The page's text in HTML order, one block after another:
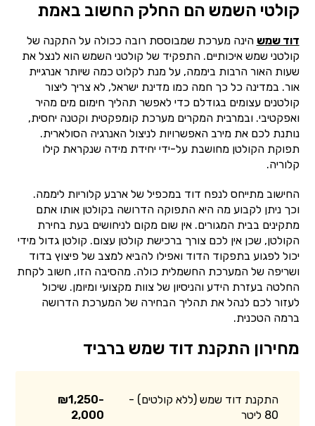
קולטי השמש הם החלק החשוב באמת
דוד שמש הינה מערכת שמבוססת רובה ככולה על התקנה של
קולטני שמש איכותיים. התפקיד של קולטני השמש הוא לנצל את
שעות האור הרבות ביממה, על מנת לקלוט כמה שיותר אנרגיית
אור. במדינה כל כך חמה כמו מדינת ישראל, לא צריך ליצור
קולטנים עצומים בגודלם כדי לאפשר תהליך חימום מים מהיר
ואפקטיבי. ובמרבית המקרים מערכת קומפקטית וקטנה יחסית,
נותנת לכם את מירב האפשרויות לניצול האנרגיה הסולארית.
תפוקת הקולטן מחושבת על-ידי יחידת מידה שנקראת קילו
קלוריה.
החישוב מתייחס לנפח דוד במכפיל של ארבע קלוריות ליממה.
וכך ניתן לקבוע מה היא התפוקה הדרושה בקולטן אותו אתם
מתקינים בבית המגורים. אין שום מקום לניחושים בעת בחירת
הקולטן, שכן אין לכם צורך ברכישת קולטן עצום. קולטן גדול מידי
יכול לפגוע בתפקוד הדוד ואפילו להביא למצב של פיצוץ בדוד
ושריפה של המערכת החשמלית כולה. מהסיבה הזו, חשוב לקחת
החלטה בעזרת הידע והניסיון של צוות מקצועי ומיומן. שיכול
לעזור לכם לנהל את תהליך הבחירה של המערכת הדרושה
ברמה הטכנית.
מחירון התקנת דוד שמש ברביד
התקנת דוד שמש (ללא קולטים) -
80 ליטר
₪1,250-
2,000